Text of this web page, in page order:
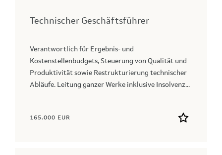
Technischer Geschäftsführer
Verantwortlich für Ergebnis- und
Kostenstellenbudgets, Steuerung von Qualität und
Produktivität sowie Restrukturierung technischer
Abläufe. Leitung ganzer Werke inklusive Insolvenz...
165.000 EUR